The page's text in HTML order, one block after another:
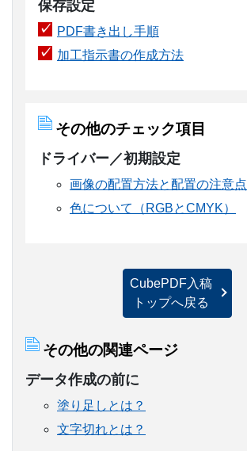
保存設定
PDF書き出し手順
加工指示書の作成方法
その他のチェック項目
ドライバー／初期設定
画像の配置方法と配置の注意点
色について（RGBとCMYK）
CubePDF入稿
トップへ戻る
その他の関連ページ
データ作成の前に
塗り足しとは？
文字切れとは？